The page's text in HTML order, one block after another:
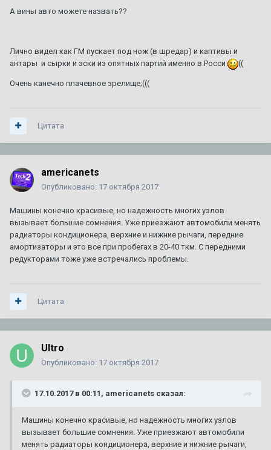
А вины авто можете назвать??
Лично видел как ГМ пускает под нож (в шредар) и каптивы и
антары и сырки и эски из опятных партий именно в Росси
((
Очень канечно плачевное зрелище;(((
Цитата
americanets
Опубликовано: 17 октября 2017
Машины конечно красивые, но надежность многих узлов
вызывает большие сомнения. Уже приезжают автомобили менять
радиаторы кондиционера, верхние и нижние рычаги, передние
амортизаторы и это все при пробегах в 20-40 ткм. С передними
редукторами тоже уже встречались проблемы.
Цитата
Ultro
Опубликовано: 17 октября 2017
17.10.2017 в 00:11, americanets сказал:
Машины конечно красивые, но надежность многих узлов
вызывает большие сомнения. Уже приезжают автомобили
менять радиаторы кондиционера, верхние и нижние рычаги,